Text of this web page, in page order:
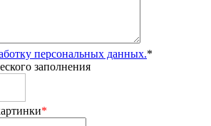
персональных данных.*
заполнения
*